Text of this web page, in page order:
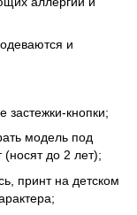
и
застежки-кнопки;
модель под
(носят до 2 лет);
принт на детском